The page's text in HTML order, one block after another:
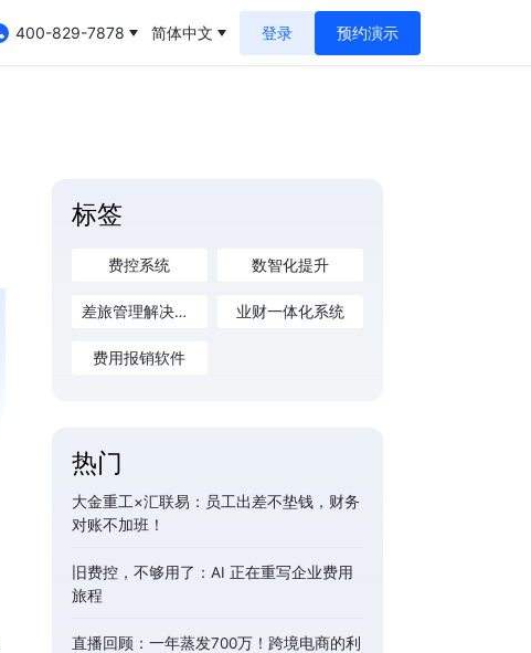
400-829-7878 简体中文 登录 预约演示
标签
费控系统 数智化提升
差旅管理解决方案 业财一体化系统
费用报销软件
热门
大金重工×汇联易：员工出差不垫钱，财务
对账不加班！
旧费控，不够用了：AI 正在重写企业费用
旅程
直播回顾：一年蒸发700万！跨境电商的利